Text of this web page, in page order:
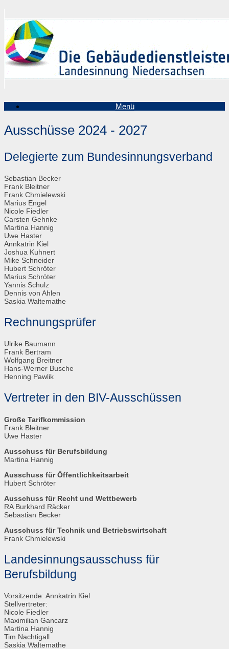
Inhalt
springen
Menü
Ausschüsse 2024 - 2027
Delegierte zum Bundesinnungsverband
Sebastian Becker
Frank Bleitner
Frank Chmielewski
Marius Engel
Nicole Fiedler
Carsten Gehnke
Martina Hannig
Uwe Haster
Annkatrin Kiel
Joshua Kuhnert
Mike Schneider
Hubert Schröter
Marius Schröter
Yannis Schulz
Dennis von Ahlen
Saskia Waltemathe
Rechnungsprüfer
Ulrike Baumann
Frank Bertram
Wolfgang Breitner
Hans-Werner Busche
Henning Pawlik
Vertreter in den BIV-Ausschüssen
Große Tarifkommission
Frank Bleitner
Uwe Haster
Ausschuss für Berufsbildung
Martina Hannig
Ausschuss für Öffentlichkeitsarbeit
Hubert Schröter
Ausschuss für Recht und Wettbewerb
RA Burkhard Räcker
Sebastian Becker
Ausschuss für Technik und Betriebswirtschaft
Frank Chmielewski
Landesinnungsausschuss für
Berufsbildung
Vorsitzende: Annkatrin Kiel
Stellvertreter:
Nicole Fiedler
Maximilian Gancarz
Martina Hannig
Tim Nachtigall
Saskia Waltemathe